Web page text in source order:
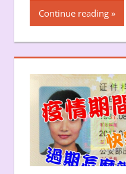
Continue reading